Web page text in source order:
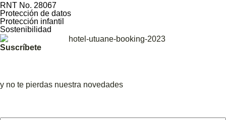
RNT No. 28067
Protección de datos
Protección infantil
Sostenibilidad
Suscríbete
y no te pierdas nuestra novedades